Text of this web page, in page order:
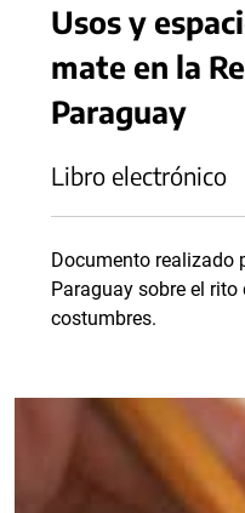
Usos y
mate en la
Paraguay
Libro electrónico
Documento realizado
Paraguay sobre el
costumbres.